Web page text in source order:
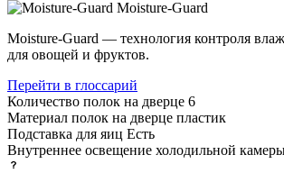
Moisture-Guard
Moisture-Guard — технология контроля
для овощей и фруктов.
Перейти в глоссарий
Количество полок на дверце 6
Материал полок на дверце пластик
Подставка для яиц Есть
Внутреннее освещение холодильной